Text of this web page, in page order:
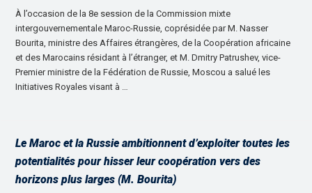
À l’occasion de la 8e session de la Commission mixte
intergouvernementale Maroc-Russie, coprésidée par M. Nasser
Bourita, ministre des Affaires étrangères, de la Coopération africaine
et des Marocains résidant à l’étranger, et M. Dmitry Patrushev, vice-
Premier ministre de la Fédération de Russie, Moscou a salué les
Initiatives Royales visant à …
Le Maroc et la Russie ambitionnent d’exploiter toutes les
potentialités pour hisser leur coopération vers des
horizons plus larges (M. Bourita)